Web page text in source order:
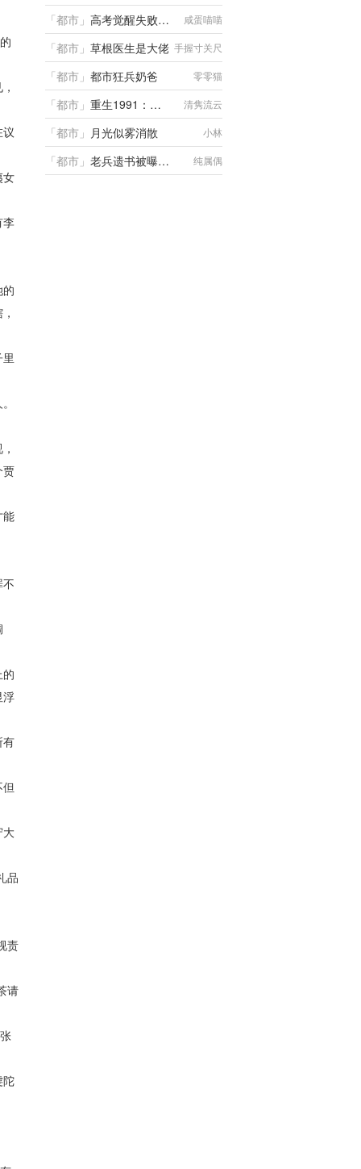
「都市 」 高考觉醒失败？反手合体帝皇铠甲 咸蛋喵喵
「都市 」 草根医生是大佬 手握寸关尺
「都市 」 都市狂兵奶爸 零零猫
「都市 」 重生1991：开局迎娶绝美班长 清隽流云
「都市 」 月光似雾消散 小林
「都市 」 老兵遗书被曝光，真英雄全网泪崩
纯属偶
女
李
贾
能
浮
有
大
品
责
请
陀